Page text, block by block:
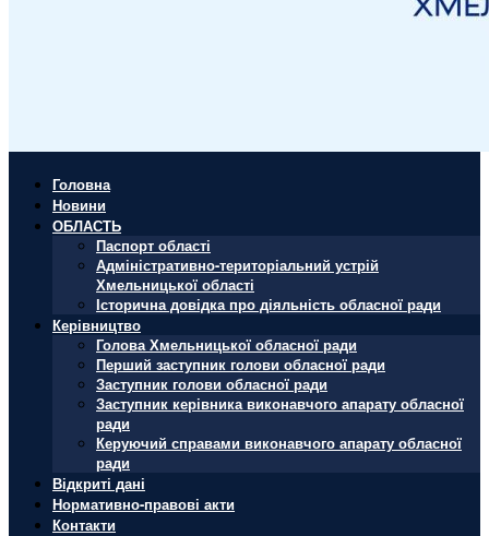
Головна
Новини
ОБЛАСТЬ
Паспорт області
Адміністративно-територіальний устрій
Хмельницької області
Історична довідка про діяльність обласної ради
Керівництво
Голова Хмельницької обласної ради
Перший заступник голови обласної ради
Заступник голови обласної ради
Заступник керівника виконавчого апарату обласної
ради
Керуючий справами виконавчого апарату обласної
ради
Відкриті дані
Нормативно-правові акти
Контакти